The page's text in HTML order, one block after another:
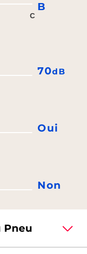
C
B
70dB
Oui
Non
Pneu